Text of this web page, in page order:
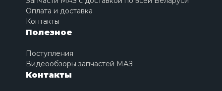
Оплата и доставка
Контакты
Полезное
Поступления
Видеообзоры запчастей МАЗ
Контакты